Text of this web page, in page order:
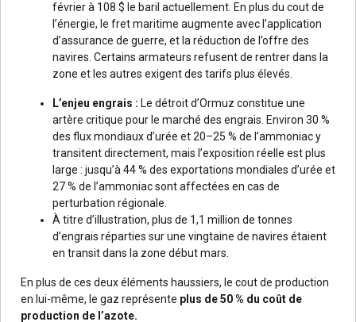
février à 108 $ le baril actuellement. En plus du cout de
l’énergie, le fret maritime augmente avec l’application
d’assurance de guerre, et la réduction de l’offre des
navires. Certains armateurs refusent de rentrer dans la
zone et les autres exigent des tarifs plus élevés.
L’enjeu engrais : Le détroit d’Ormuz constitue une
artère critique pour le marché des engrais. Environ 30 %
des flux mondiaux d’urée et 20–25 % de l’ammoniac y
transitent directement, mais l’exposition réelle est plus
large : jusqu’à 44 % des exportations mondiales d’urée et
27 % de l’ammoniac sont affectées en cas de
perturbation régionale.
À titre d’illustration, plus de 1,1 million de tonnes
d’engrais réparties sur une vingtaine de navires étaient
en transit dans la zone début mars.
En plus de ces deux éléments haussiers, le cout de production
en lui-même, le gaz représente plus de 50 % du coût de
production de l’azote.